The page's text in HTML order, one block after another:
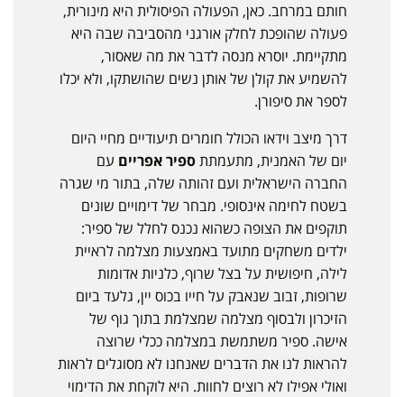
חותם במרחב. כאן, הפעולה הפיסולית היא מינורית,
פעולה שהופכת לחלק אורגני מהסביבה שבה היא
מתקיימת. יוסרא מנסה לדבר את מה שאסור,
להשמיע את קולן של אותן נשים שהושתקו, ולא יכלו
לספר את סיפורן.
דרך מיצב וידאו הכולל חומרים תיעודיים מחיי היום
יום של האמנית, מתעמתתספיר אפריים עם
החברה הישראלית ועם זהותה שלה, בתור מי שגרה
בשטח לחימה אינסופי. מבחר של דימויים שונים
תוקפים את הצופה כשהוא נכנס לחלל של ספיר:
ילדים משחקים מתועד באמצעות מצלמה לראיית
לילה, חיפושית על בצל שרוף, כלניות אדומות
שרופות, זבוב שנאבק על חייו בכוס יין, גלעד ביום
הזיכרון ולבסוף מצלמה שמצלמת בתוך גוף של
אישה. ספיר משתמשת במצלמה ככלי שרוצה
להראות לנו את הדברים שאנחנו לא מסוגלים לראות
ואולי אפילו לא רוצים לחוות. היא לוקחת את הדימוי